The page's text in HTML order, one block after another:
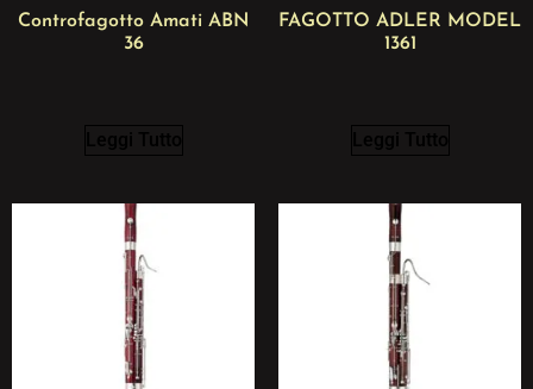
Controfagotto Amati ABN
36
FAGOTTO ADLER MODEL
1361